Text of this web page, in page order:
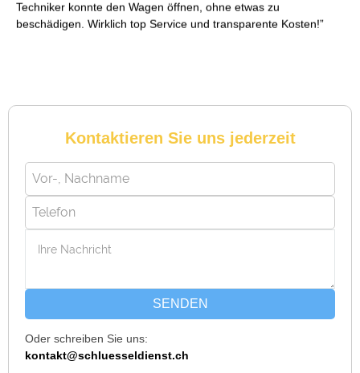
Techniker konnte den Wagen öffnen, ohne etwas zu
beschädigen. Wirklich top Service und transparente Kosten!
schon, sie müsste aufgebrochen werden, aber der Fachmann
Michael B. aus Bassersdorf
Service rufen. Techniker war schnell da, aber das Ersatzteil
Kontaktieren Sie uns jederzeit
SENDEN
Oder schreiben Sie uns:
kontakt@schluesseldienst.ch